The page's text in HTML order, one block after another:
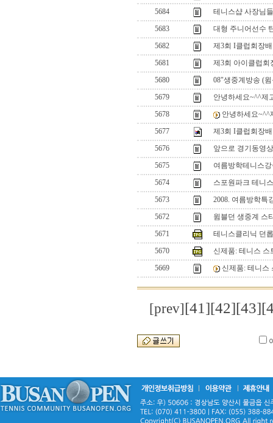
5684
테니스샵 사장님
5683
대형 주니어선수
5682
제3회 I클럽회장
5681
제3회 아이클럽회
5680
08"생중계방송 (
5679
안녕하세요~^^제
5678
안녕하세요~^^
5677
제3회 I클럽회장
5676
앞으로 경기동영
5675
여름방학테니스
5674
스포원파크 테니
5673
2008. 여름방학특
5672
윔블던 생중계 스
5671
테니스클리닉 던
5670
신제품: 테니스 스
5669
신제품: 테니스
[prev][41][42][43]